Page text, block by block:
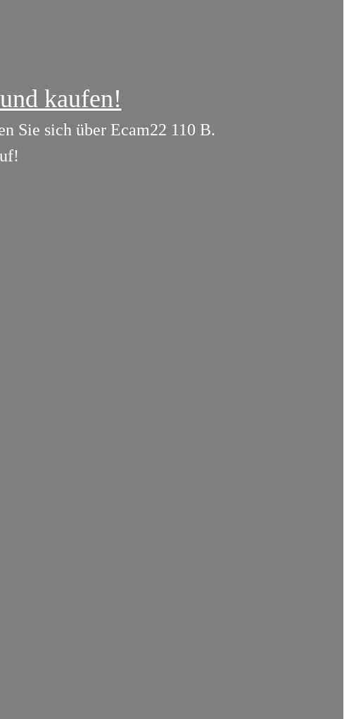
kaufen!
Sie sich über Ecam22 110 B.